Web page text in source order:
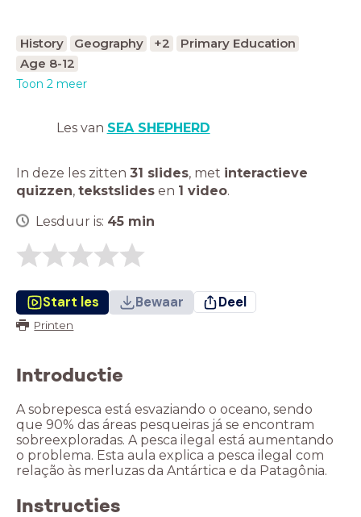
History Geography +2
Primary Education
Age 8-12
Toon 2 meer
Les van SEA SHEPHERD
In deze les zitten 31 slides, met interactieve
quizzen, tekstslides en 1 video.
Lesduur is: 45 min
Start les Bewaar Deel
Printen
Introductie
A sobrepesca está esvaziando o oceano, sendo
que 90% das áreas pesqueiras já se encontram
sobreexploradas. A pesca ilegal está aumentando
o problema. Esta aula explica a pesca ilegal com
relação às merluzas da Antártica e da Patagônia.
Instructies